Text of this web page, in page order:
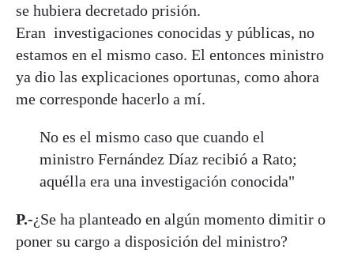
se hubiera decretado prisión.
Eran investigaciones conocidas y públicas, no
estamos en el mismo caso. El entonces ministro
ya dio las explicaciones oportunas, como ahora
me corresponde hacerlo a mí.
No es el mismo caso que cuando el
ministro Fernández Díaz recibió a Rato;
aquélla era una investigación conocida"
P.-¿Se ha planteado en algún momento dimitir o
poner su cargo a disposición del ministro?